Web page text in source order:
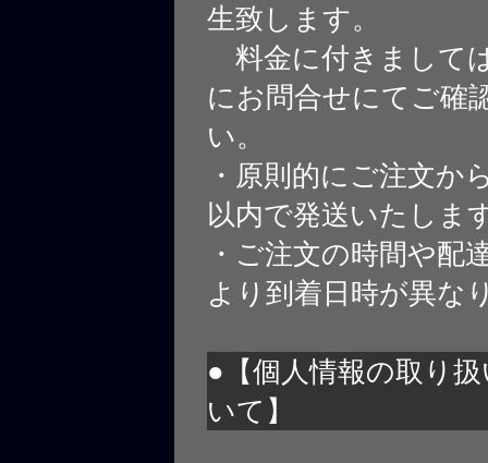
生致します。
料金に付きまして
にお問合せにてご確
い。
・原則的にご注文か
以内で発送いたしま
・ご注文の時間や配
より到着日時が異な
●【個人情報の取り
いて】